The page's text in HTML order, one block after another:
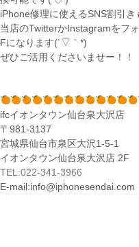
iPhone修理に使えるSNS割引き
当店のTwitterかInstagramをフ
Fになります(´▽｀*)
ぜひご活用くださいませー！！
ifcイオンタウン仙台泉大沢店
〒981-3137
宮城県仙台市泉区大沢1-5-1
イオンタウン仙台泉大沢店 2F
TEL:022-341-3966
E-mail:info@iphonesendai.com